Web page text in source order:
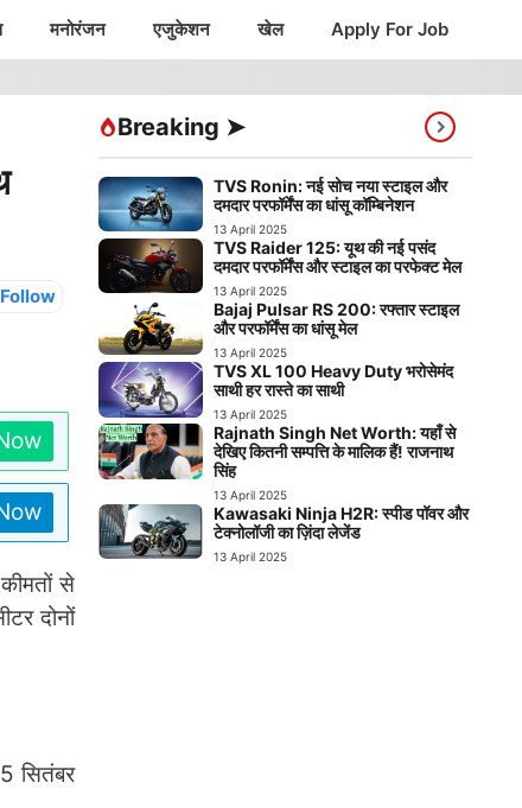
मनोरंजन एजुकेशन खेल Apply For Job
Follow
से
दोनों
सितंबर
Breaking ➤
TVS Ronin: नई सोच नया स्टाइल और
दमदार परफॉर्मेंस का धांसू कॉम्बिनेशन
13 April 2025
TVS Raider 125: यूथ की नई पसंद
दमदार परफॉर्मेंस और स्टाइल का परफेक्ट मेल
13 April 2025
Bajaj Pulsar RS 200: रफ्तार स्टाइल
और परफॉर्मेंस का धांसू मेल
13 April 2025
TVS XL 100 Heavy Duty भरोसेमंद
साथी हर रास्ते का साथी
13 April 2025
Rajnath Singh Net Worth: यहाँ से
देखिए कितनी सम्पत्ति के मालिक हैं! राजनाथ
सिंह
13 April 2025
Kawasaki Ninja H2R: स्पीड पॉवर और
टेक्नोलॉजी का ज़िंदा लेजेंड
13 April 2025